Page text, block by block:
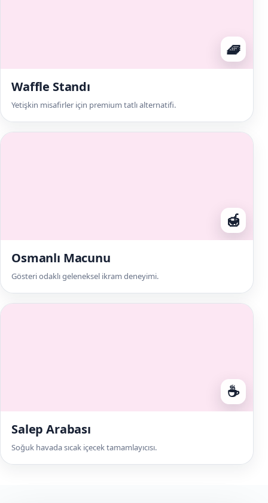
🧇
Waffle Standı
Yetişkin misafirler için premium tatlı alternatifi.
🍯
Osmanlı Macunu
Gösteri odaklı geleneksel ikram deneyimi.
☕
Salep Arabası
Soğuk havada sıcak içecek tamamlayıcısı.